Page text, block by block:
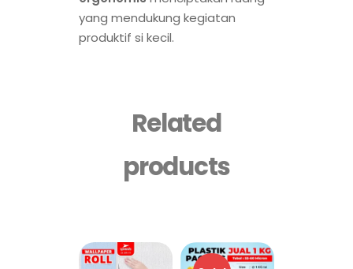
yang mendukung kegiatan
produktif si kecil.
Related
products